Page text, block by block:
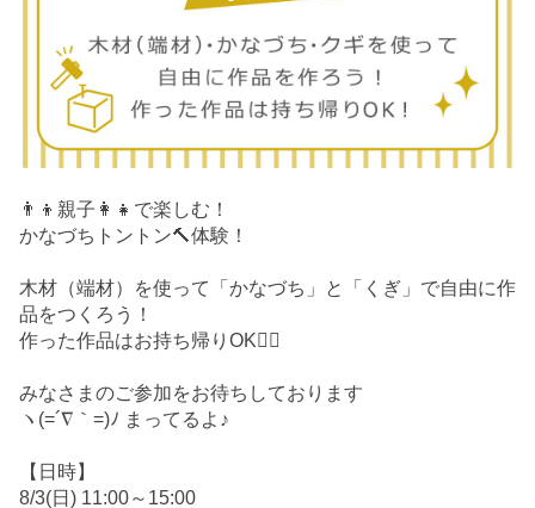
👨‍👦親子👩‍👧で楽しむ！
かなづちトントン🔨体験！
木材（端材）を使って「かなづち」と「くぎ」で自由に作
品をつくろう！
作った作品はお持ち帰りOK🙆‍♀️
みなさまのご参加をお待ちしております
ヽ(=´∇｀=)ﾉ まってるよ♪
【日時】
8/3(日) 11:00～15:00